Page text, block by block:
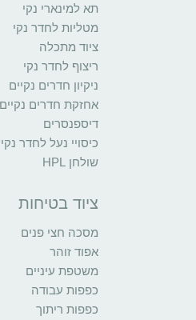
תא למינארי נקי
מטליות לחדר נקי
ציוד מתכלה
ריצוף לחדר נקי
ניקיון חדרים נקיים
אחזקת חדרים נקיים
דיספנסרים
כיסויי נעל לחדר נקי
שולחן HPL
ציוד בטיחות
מסכה חצי פנים
אפוד זוהר
משטפת עיניים
כפפות עבודה
כפפות ריתוך